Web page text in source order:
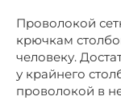
Проволокой
крючкам
человеку.
у крайнего
проволокой в